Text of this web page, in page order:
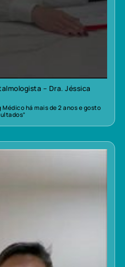
– Dra. Jéssica
Médico há mais de 2 anos e gosto